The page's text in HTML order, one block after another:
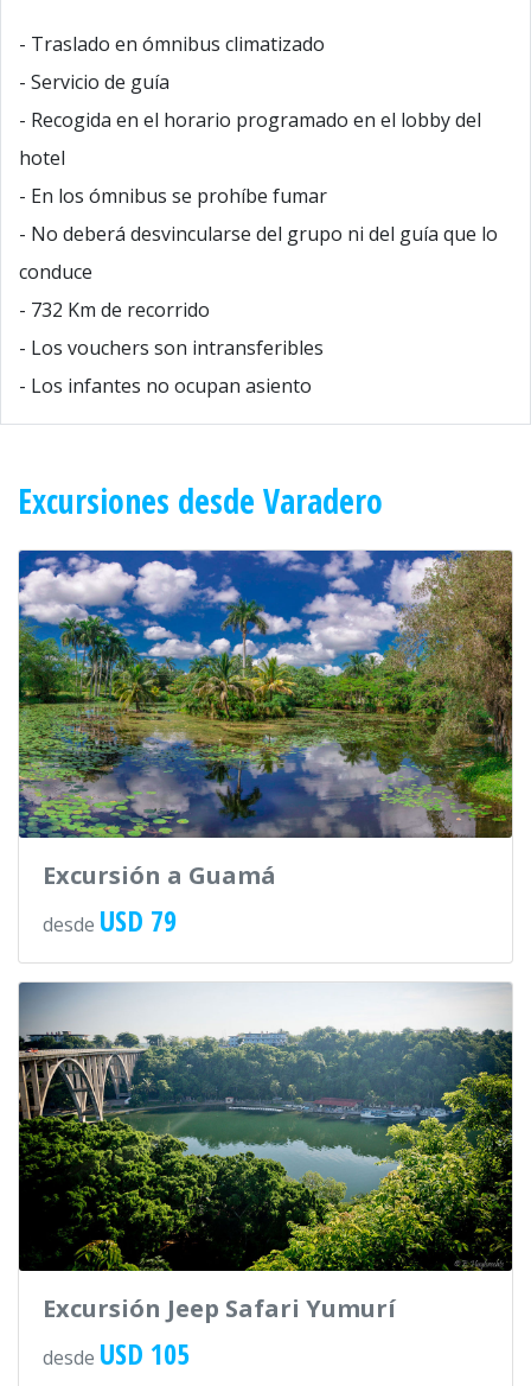
- Traslado en ómnibus climatizado
- Servicio de guía
- Recogida en el horario programado en el lobby del
hotel
- En los ómnibus se prohíbe fumar
- No deberá desvincularse del grupo ni del guía que lo
conduce
- 732 Km de recorrido
- Los vouchers son intransferibles
- Los infantes no ocupan asiento
Excursiones desde Varadero
Excursión a Guamá
desde USD 79
Excursión Jeep Safari Yumurí
desde USD 105